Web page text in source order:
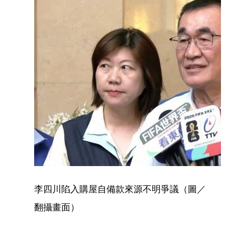
李四川陷入購屋自備款來源不明爭議（圖／
翻攝畫面）